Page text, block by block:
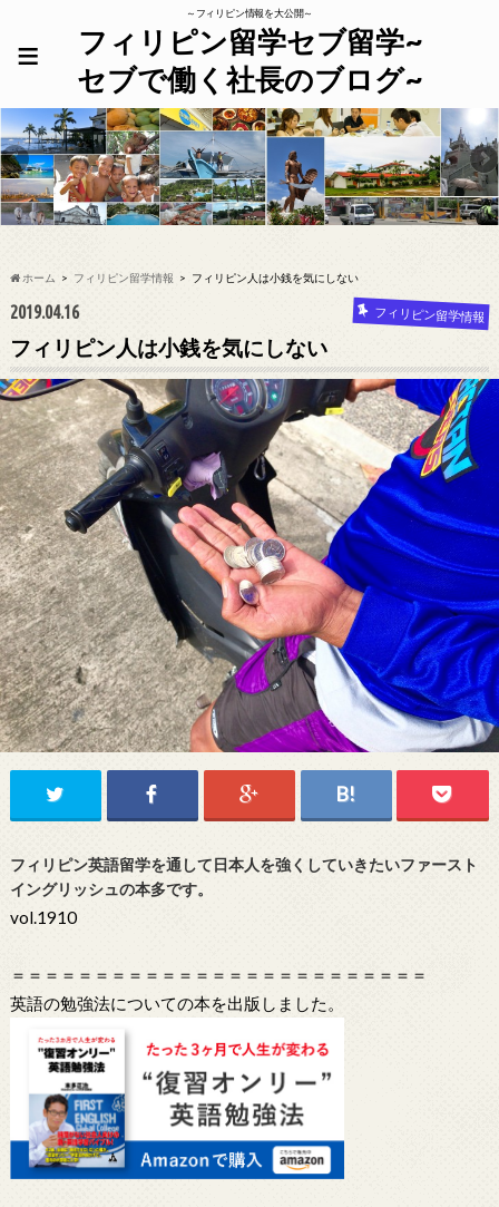
～フィリピン情報を大公開～
フィリピン留学セブ留学~
セブで働く社長のブログ~
≡
ホーム フィリピン留学情報 フィリピン人は小銭を気にしない
2019.04.16 フィリピン留学情報
フィリピン人は小銭を気にしない
フィリピン英語留学を通して日本人を強くしていきたいファースト
イングリッシュの本多です。
vol.1910
＝＝＝＝＝＝＝＝＝＝＝＝＝＝＝＝＝＝＝＝＝＝＝＝＝
英語の勉強法についての本を出版しました。